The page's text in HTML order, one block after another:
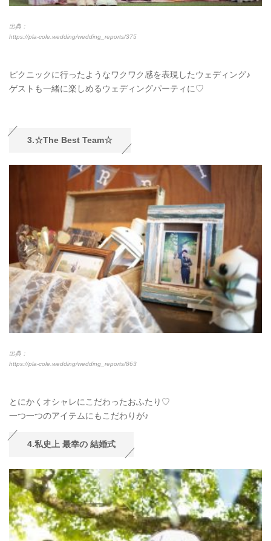
出典：
https://pla-cole.wedding/wedding_reports/375
ピクニックに行ったようなワクワク感を表現したウェディング♪
ゲストも一緒に楽しめるウェディングパーティに♡
3.☆The Best Team☆
出典：
https://pla-cole.wedding/wedding_reports/863
とにかくオシャレにこだわったおふたり♡
一つ一つのアイテムにもこだわりが♪
4.私史上 最幸の 結婚式